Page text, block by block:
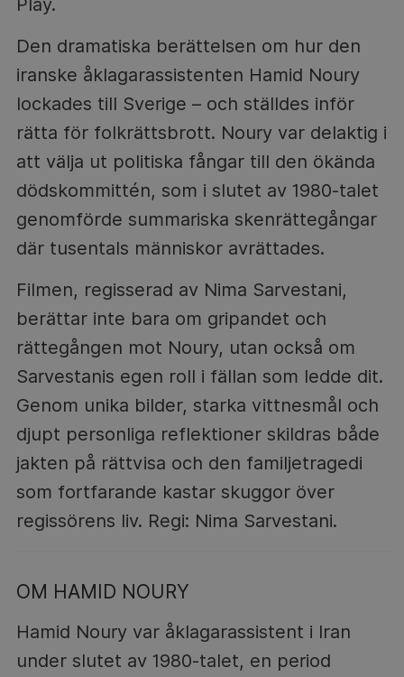
Den dramatiska berättelsen om hur den
iranske åklagarassistenten Hamid Noury
lockades till Sverige – och ställdes inför
rätta för folkrättsbrott. Noury var delaktig i
att välja ut politiska fångar till den ökända
dödskommittén, som i slutet av 1980-talet
genomförde summariska skenrättegångar
där tusentals människor avrättades.
Filmen, regisserad av Nima Sarvestani,
berättar inte bara om gripandet och
rättegången mot Noury, utan också om
Sarvestanis egen roll i fällan som ledde dit.
Genom unika bilder, starka vittnesmål och
djupt personliga reflektioner skildras både
jakten på rättvisa och den familjetragedi
som fortfarande kastar skuggor över
regissörens liv. Regi: Nima Sarvestani.
OM HAMID NOURY
Hamid Noury var åklagarassistent i Iran
under slutet av 1980-talet, en period